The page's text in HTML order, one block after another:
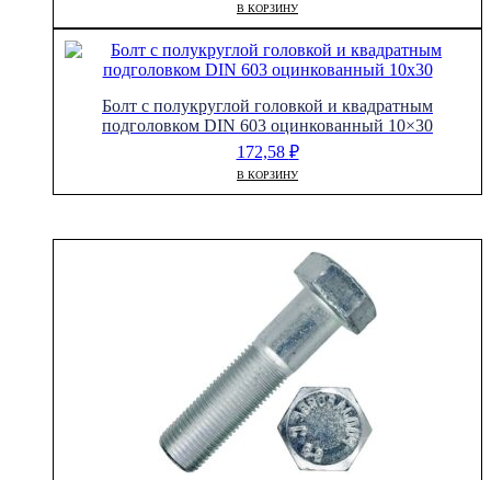
В КОРЗИНУ
Болт с полукруглой головкой и квадратным
подголовком DIN 603 оцинкованный 10×30
172,58 ₽
В КОРЗИНУ